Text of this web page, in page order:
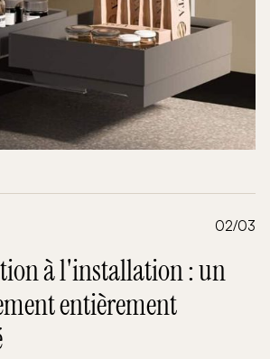
02/03
à l'installation : un
entièrement